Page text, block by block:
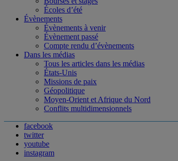
Écoles d’été
Évènements
Évènements à venir
Évènement passé
Compte rendu d’évènements
Dans les médias
Tous les articles dans les médias
États-Unis
Missions de paix
Géopolitique
Moyen-Orient et Afrique du Nord
Conflits multidimensionnels
facebook
twitter
youtube
instagram